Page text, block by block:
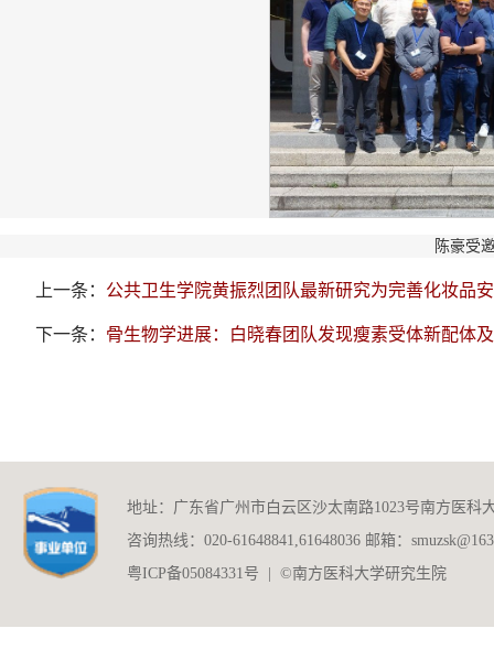
陈豪受
上一条： 公共卫生学院黄振烈团队最新研究为完善化妆品
下一条： 骨生物学进展：白晓春团队发现瘦素受体新配体
地址：广东省广州市白云区沙太南路1023号南方医科
咨询热线：020-61648841,61648036 邮箱：
粤ICP备05084331号 | ©南方医科大学研究生院